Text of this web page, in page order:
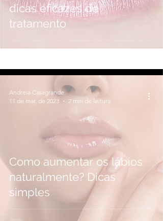
dicas eficazes de
tratamento
Como aumentar os lábios
naturalmente? Dicas
simples
Andreia Casagrande
11 de mar. de 2023
2 min de leitura